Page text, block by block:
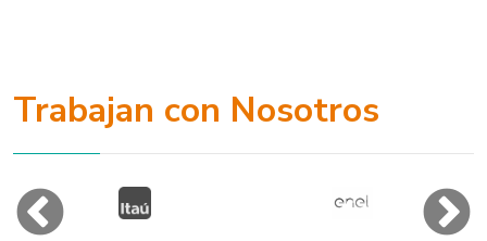
Trabajan con Nosotros